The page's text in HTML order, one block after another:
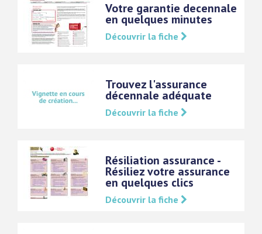
Votre garantie decennale
en quelques minutes
Découvrir la fiche
Trouvez l'assurance
décennale adéquate
Découvrir la fiche
Résiliation assurance -
Résiliez votre assurance
en quelques clics
Découvrir la fiche